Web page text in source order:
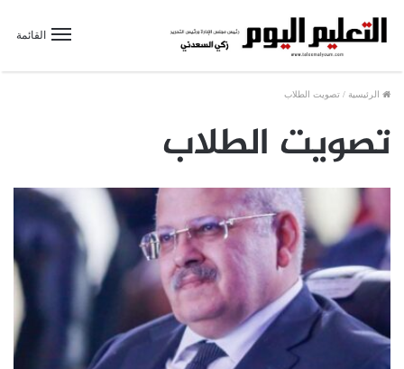
القائمة
الرئيسية / تصويت الطلاب
تصويت الطلاب